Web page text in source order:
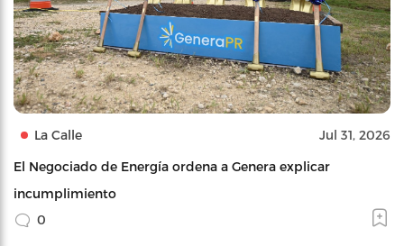
La Calle Jul 31, 2026
El Negociado de Energía ordena a Genera explicar
incumplimiento
0